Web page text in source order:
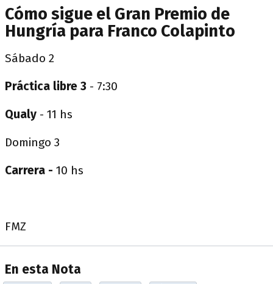
Cómo sigue el Gran Premio de
Hungría para Franco Colapinto
Sábado 2
Práctica libre 3 - 7:30
Qualy - 11 hs
Domingo 3
Carrera - 10 hs
FMZ
En esta Nota